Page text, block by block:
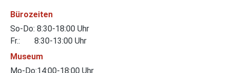
Bürozeiten
So-Do: 8:30-18:00 Uhr
Fr.: 8:30-13:00 Uhr
Museum
Mo-Do:14:00-18:00 Uhr